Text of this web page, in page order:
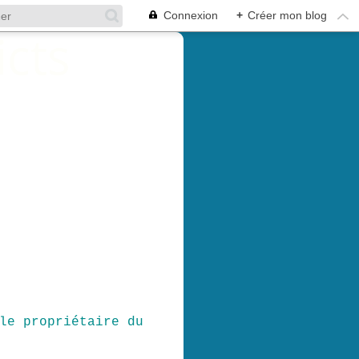
Connexion + Créer mon blog
propriétaire du